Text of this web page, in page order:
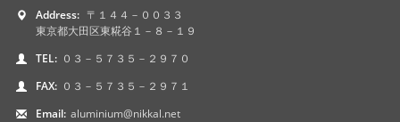
Address: 〒１４４－００３３
東京都大田区東糀谷１－８－１９
TEL: ０３－５７３５－２９７０
FAX: ０３－５７３５－２９７１
Email: aluminium@nikkal.net